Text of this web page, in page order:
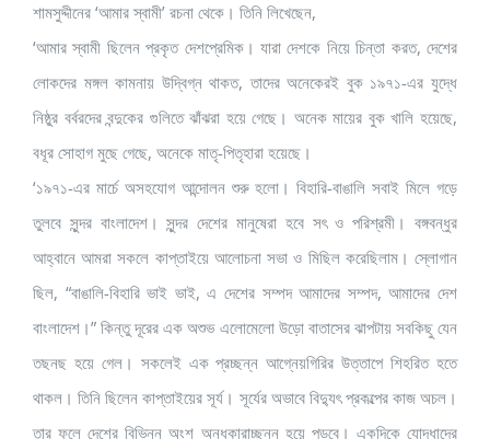
শামসুদ্দীনের ‘আমার স্বামী’ রচনা থেকে। তিনি লিখেছেন,
‘আমার স্বামী ছিলেন প্রকৃত দেশপ্রেমিক। যারা দেশকে নিয়ে চিন্তা করত, দেশের
লোকদের মঙ্গল কামনায় উদ্বিগ্ন থাকত, তাদের অনেকেরই বুক ১৯৭১-এর যুদ্ধে
নিষ্ঠুর বর্বরদের বন্দুকের গুলিতে ঝাঁঝরা হয়ে গেছে। অনেক মায়ের বুক খালি হয়েছে,
বধূর সোহাগ মুছে গেছে, অনেকে মাতৃ-পিতৃহারা হয়েছে।
‘১৯৭১-এর মার্চে অসহযোগ আন্দোলন শুরু হলো। বিহারি-বাঙালি সবাই মিলে গড়ে
তুলবে সুন্দর বাংলাদেশ। সুন্দর দেশের মানুষেরা হবে সৎ ও পরিশ্রমী। বঙ্গবন্ধুর
আহ্বানে আমরা সকলে কাপ্তাইয়ে আলোচনা সভা ও মিছিল করেছিলাম। স্লোগান
ছিল, “বাঙালি-বিহারি ভাই ভাই, এ দেশের সম্পদ আমাদের সম্পদ, আমাদের দেশ
বাংলাদেশ।” কিন্তু দূরের এক অশুভ এলোমেলো উড়ো বাতাসের ঝাপটায় সবকিছু যেন
তছনছ হয়ে গেল। সকলেই এক প্রচ্ছন্ন আগ্নেয়গিরির উত্তাপে শিহরিত হতে
থাকল। তিনি ছিলেন কাপ্তাইয়ের সূর্য। সূর্যের অভাবে বিদ্যুৎ প্রকল্পের কাজ অচল।
তার ফলে দেশের বিভিন্ন অংশ অন্ধকারাচ্ছন্ন হয়ে পড়বে। একদিকে যোদ্ধাদের